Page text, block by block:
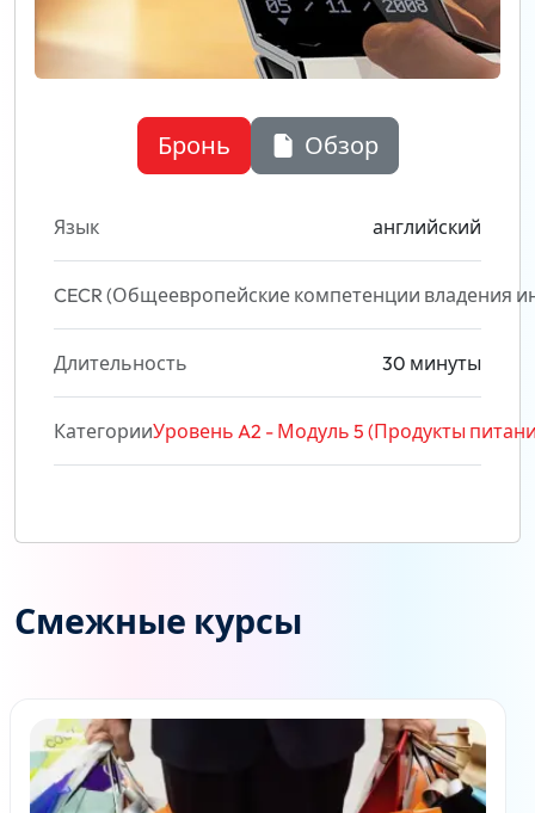
Бронь Обзор
Язык английский
CECR (Общеевропейские компетенции владения
Длительность 30 минуты
КатегорииУровень A2 - Модуль 5 (Продукты
Смежные курсы